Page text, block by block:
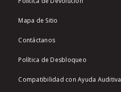
Mapa de Sitio
Contáctanos
Política de Desbloqueo
Compatibilidad con Ayuda Auditiva